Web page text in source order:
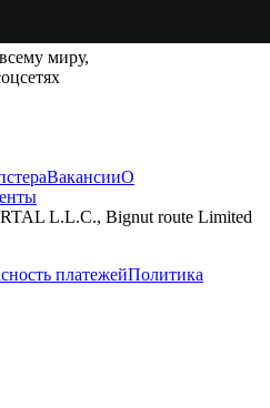
миру,
ВакансииО
L.L.C., Bignut route Limited
платежейПолитика